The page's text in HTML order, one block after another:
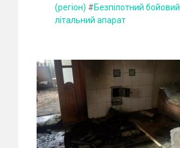
(регіон) #Безпілотний бойовий
літальний апарат